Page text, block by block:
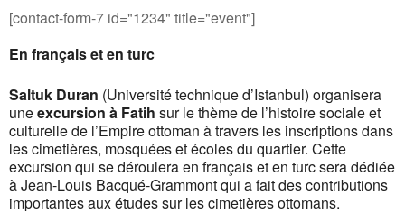
[contact-form-7 id="1234" title="event"]
En français et en turc
Saltuk Duran (Université technique d’Istanbul) organisera
uneexcursion à Fatih sur le thème de l’histoire sociale et
culturelle de l’Empire ottoman à travers les inscriptions dans
les cimetières, mosquées et écoles du quartier. Cette
excursion qui se déroulera en français et en turc sera dédiée
à Jean-Louis Bacqué-Grammont qui a fait des contributions
importantes aux études sur les cimetières ottomans.